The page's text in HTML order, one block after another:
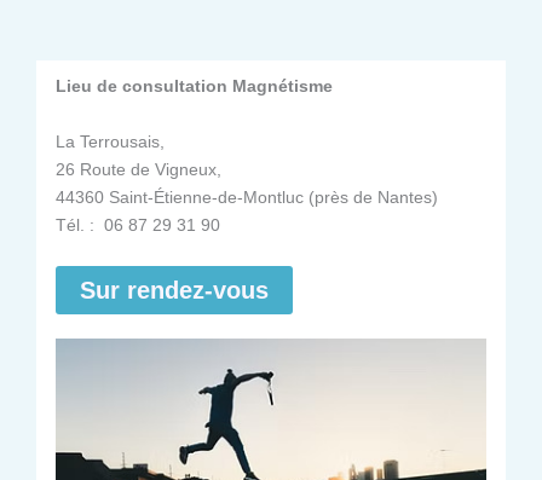
Lieu de consultation Magnétisme
La Terrousais,
26 Route de Vigneux,
44360 Saint-Étienne-de-Montluc (près de Nantes)
Tél. : 06 87 29 31 90
Sur rendez-vous